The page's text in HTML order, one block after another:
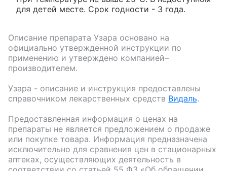
для детей месте. Срок годности - 3 года.
Описание препарата Узара основано на
официально утвержденной инструкции по
применению и утверждено компанией–
производителем.
Узара - описание и инструкция предоставлены
справочником лекарственных средств Видаль.
Предоставленная информация о ценах на
препараты не является предложением о продаже
или покупке товара. Информация предназначена
исключительно для сравнения цен в стационарных
аптеках, осуществляющих деятельность в